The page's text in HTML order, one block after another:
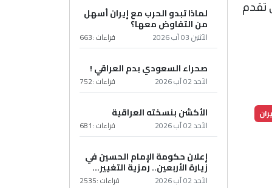
تقدم لماذا تبدو الحرب مع إيران أسهل
من التفاوض معها؟
الأثنين 03 آب 2026 قراءات :663
صحراء السعودي بدم العراقي !
الأحد 02 آب 2026 قراءات :752
الأكشن بنسخته العراقية
الأحد 02 آب 2026 قراءات :681
إعلان حكومة الإمام الحسين في
زيارة الأربعين.. رمزية التغيير...
الأحد 02 آب 2026 قراءات :2535